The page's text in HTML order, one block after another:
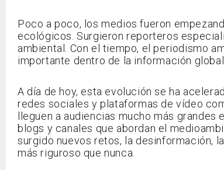
Poco a poco, los medios fueron
ecológicos. Surgieron reporteros
ambiental. Con el tiempo, el periodismo
importante dentro de la información
A día de hoy, esta evolución se ha
redes sociales y plataformas de vídeo
lleguen a audiencias mucho más
blogs y canales que abordan el
surgido nuevos retos, la desinformación,
más riguroso que nunca.